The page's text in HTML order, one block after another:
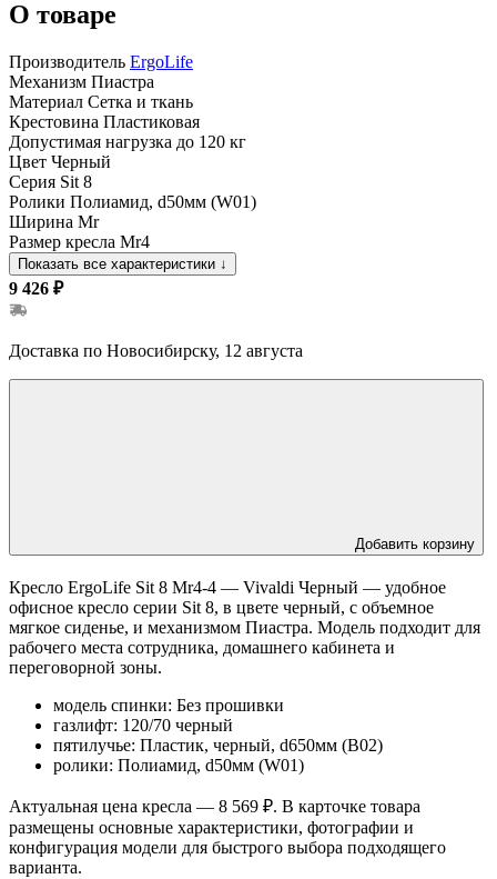
О товаре
Производитель ErgoLife
Механизм Пиастра
Материал Сетка и ткань
Крестовина Пластиковая
Допустимая нагрузка до 120 кг
Цвет Черный
Серия Sit 8
Ролики Полиамид, d50мм (W01)
Ширина Mr
Размер кресла Mr4
Показать все характеристики ↓
9 426 ₽
Доставка по Новосибирску, 12 августа
Добавить корзину
Кресло ErgoLife Sit 8 Mr4-4 — Vivaldi Черный — удобное
офисное кресло серии Sit 8, в цвете черный, с объемное
мягкое сиденье, и механизмом Пиастра. Модель подходит для
рабочего места сотрудника, домашнего кабинета и
переговорной зоны.
модель спинки: Без прошивки
газлифт: 120/70 черный
пятилучье: Пластик, черный, d650мм (B02)
ролики: Полиамид, d50мм (W01)
Актуальная цена кресла — 8 569 ₽. В карточке товара
размещены основные характеристики, фотографии и
конфигурация модели для быстрого выбора подходящего
варианта.